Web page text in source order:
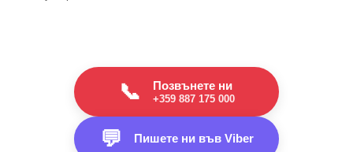
📞 Позвънете ни
+359 887 175 000
💬 Пишете ни във Viber